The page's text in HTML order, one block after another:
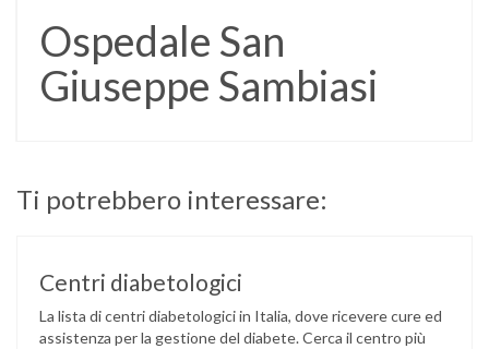
Ospedale San
Giuseppe Sambiasi
Ti potrebbero interessare:
Centri diabetologici
La lista di centri diabetologici in Italia, dove ricevere cure ed
assistenza per la gestione del diabete. Cerca il centro più